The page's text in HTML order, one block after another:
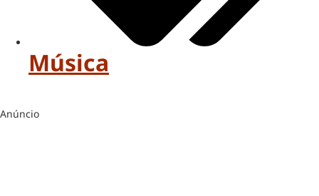
Música
Anúncio